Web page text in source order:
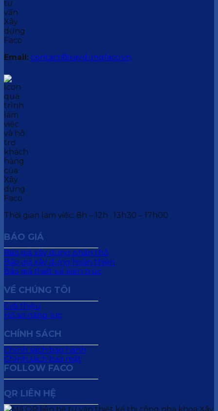
Email: contact@xaydungfaco.vn
Thời gian làm việc: 8h – 12h ; 13h30 – 17h00
BÁO GIÁ
Báo giá xây dựng phần thô
Báo giá xây dựng hoàn thiện
Báo giá thiết kế kiến trúc
VỀ CHÚNG TÔI
Giới thiệu
Hồ sơ năng lực
CHÍNH SÁCH
Chính sách bảo hành
Chính sách bảo mật
FOLLOW FACO
QR LIÊN HỆ